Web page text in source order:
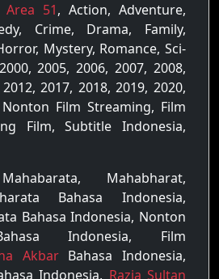
Area 51, Action, Adventure,
Crime, Drama, Family,
Mystery, Romance, Sci-
2005, 2006, 2007, 2008,
2017, 2018, 2019, 2020,
Film Streaming, Film
Film, Subtitle Indonesia,
Mahabharat,
Bahasa Indonesia,
Bahasa Indonesia, Nonton
Indonesia, Film
AkbarBahasa Indonesia,
Indonesia, Razia Sultan